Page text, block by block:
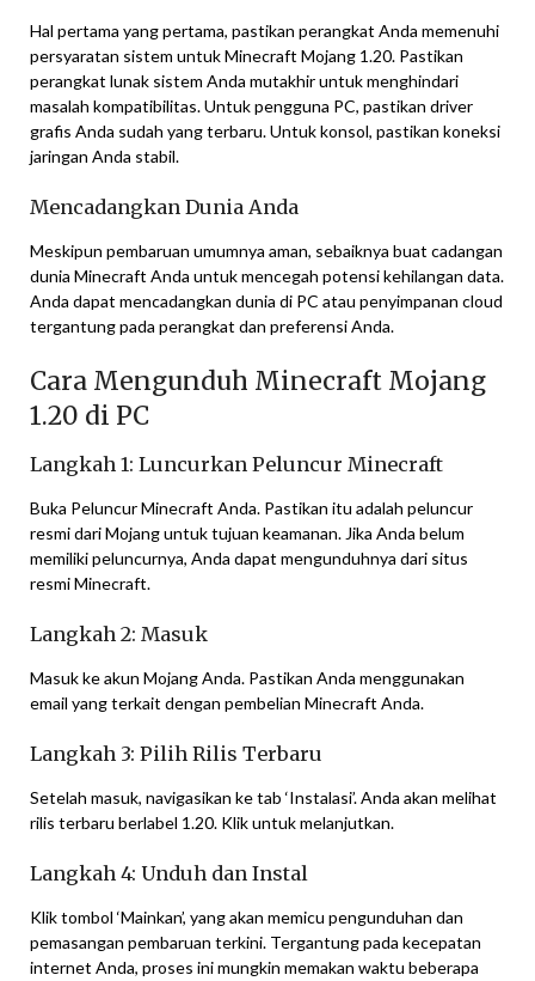
Hal pertama yang pertama, pastikan perangkat Anda memenuhi
persyaratan sistem untuk Minecraft Mojang 1.20. Pastikan
perangkat lunak sistem Anda mutakhir untuk menghindari
masalah kompatibilitas. Untuk pengguna PC, pastikan driver
grafis Anda sudah yang terbaru. Untuk konsol, pastikan koneksi
jaringan Anda stabil.
Mencadangkan Dunia Anda
Meskipun pembaruan umumnya aman, sebaiknya buat cadangan
dunia Minecraft Anda untuk mencegah potensi kehilangan data.
Anda dapat mencadangkan dunia di PC atau penyimpanan cloud
tergantung pada perangkat dan preferensi Anda.
Cara Mengunduh Minecraft Mojang
1.20 di PC
Langkah 1: Luncurkan Peluncur Minecraft
Buka Peluncur Minecraft Anda. Pastikan itu adalah peluncur
resmi dari Mojang untuk tujuan keamanan. Jika Anda belum
memiliki peluncurnya, Anda dapat mengunduhnya dari situs
resmi Minecraft.
Langkah 2: Masuk
Masuk ke akun Mojang Anda. Pastikan Anda menggunakan
email yang terkait dengan pembelian Minecraft Anda.
Langkah 3: Pilih Rilis Terbaru
Setelah masuk, navigasikan ke tab ‘Instalasi’. Anda akan melihat
rilis terbaru berlabel 1.20. Klik untuk melanjutkan.
Langkah 4: Unduh dan Instal
Klik tombol ‘Mainkan’, yang akan memicu pengunduhan dan
pemasangan pembaruan terkini. Tergantung pada kecepatan
internet Anda, proses ini mungkin memakan waktu beberapa